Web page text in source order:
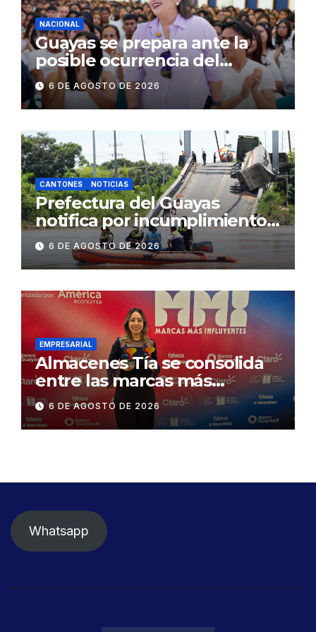
NACIONAL
Guayas se prepara ante la
posible ocurrencia del
fenómeno de El Niño:
Gobierno Nacional capacita a
2.500 jóvenes
6 DE AGOSTO DE 2026
CANTONES NOTICIAS
Prefectura del Guayas
notifica por incumplimiento
contractual a la
Concesionaria CONORTE y
exige celeridad en
desmontaje del puente
Gonzalo Icaza Cornejo, en
Daule
6 DE AGOSTO DE 2026
EMPRESARIAL
Almacenes Tía se consolida
entre las marcas más
influyentes del Ecuador
6 DE AGOSTO DE 2026
Whatsapp